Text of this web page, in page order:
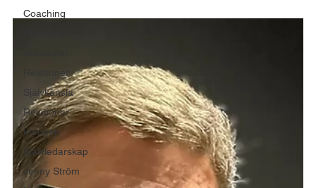
Coaching
Relationer
Självkänsla
Relationer
kroppen
Självledarskap
Jenny Ström